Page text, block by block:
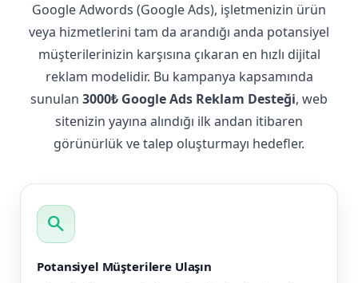
Google Adwords (Google Ads), işletmenizin ürün
veya hizmetlerini tam da arandığı anda potansiyel
müşterilerinizin karşısına çıkaran en hızlı dijital
reklam modelidir. Bu kampanya kapsamında
sunulan 3000₺ Google Ads Reklam Desteği, web
sitenizin yayına alındığı ilk andan itibaren
görünürlük ve talep oluşturmayı hedefler.
search
Potansiyel Müşterilere Ulaşın